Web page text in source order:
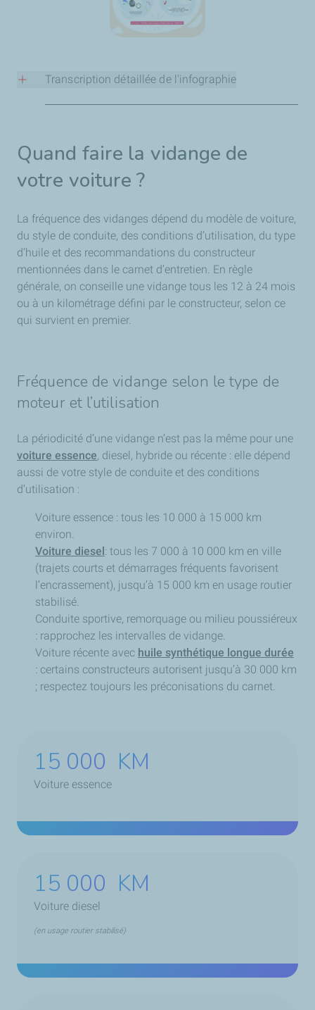
Transcription détaillée de l'infographie
1. Quand la faire ? (Fréquence)
de moteur :
Essence :Tous les 10 000 à 15 000 km.
000 km (sur route).
Hybride :Souvent tous les 15 000 à 20 000 km.
Note importante :Il est conseillé de la faire au moins
tous les 1 à 2 ans , même si l'on roule peu.
2. Les 3 signes d'alerte
L'infographie liste les symptômes qui indiquent qu'une
de bord.
Une perte de puissanceou une surconsommation
Unbruit inhabituelou un claquement moteur.
Astuce visuelle :Une huile très sombre, épaisse ou
contenant des impuretés est un signal d'alerte.
3. Le trio gagnant (Ce qu'on remplace)
À chaque vidange, trois éléments doivent être
systématiquement changés :
L'huile : Adaptée au moteur (ex: 5W30, 10W40).
Le filtre à huile : Pour retenir les impuretés.
Le joint du bouchon :
réservoir.
4. Ce qu'il faut prévoir (Budget et Temps)
La durée :Entre 30 et 60 minutes.
Le prix moyen :Entre 60 € et 150 €, selon la qualité
Quand faire la vidange de
votre voiture ?
La fréquence des vidanges dépend du modèle de voiture,
du style de conduite, des conditions d’utilisation, du type
d’huile et des recommandations du constructeur
mentionnées dans le carnet d’entretien. En règle
générale, on conseille une vidange tous les 12 à 24 mois
ou à un kilométrage défini par le constructeur, selon ce
qui survient en premier.
Fréquence de vidange selon le type de
moteur et l’utilisation
La périodicité d’une vidange n’est pas la même pour une
voiture essence, diesel, hybride ou récente : elle dépend
aussi de votre style de conduite et des conditions
d’utilisation :
Voiture essence : tous les 10 000 à 15 000 km
environ.
Voiture diesel: tous les 7 000 à 10 000 km en ville
(trajets courts et démarrages fréquents favorisent
l’encrassement), jusqu’à 15 000 km en usage routier
stabilisé.
Conduite sportive, remorquage ou milieu poussiéreux
: rapprochez les intervalles de vidange.
Voiture récente avec huile synthétique longue durée
: certains constructeurs autorisent jusqu’à 30 000 km
; respectez toujours les préconisations du carnet.
15 000 KM
Voiture essence
15 000 KM
Voiture diesel
(en usage routier stabilisé)